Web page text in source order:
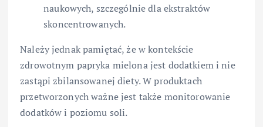
naukowych, szczególnie dla ekstraktów
skoncentrowanych.
Należy jednak pamiętać, że w kontekście
zdrowotnym papryka mielona jest dodatkiem i nie
zastąpi zbilansowanej diety. W produktach
przetworzonych ważne jest także monitorowanie
dodatków i poziomu soli.